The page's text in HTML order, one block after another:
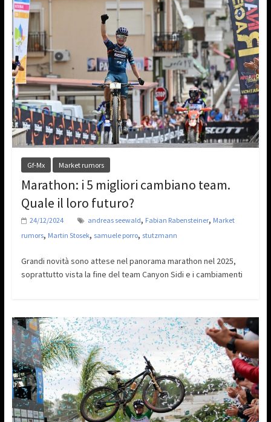
Gf-Mx Market rumors
Marathon: i 5 migliori cambiano team.
Quale il loro futuro?
24/12/2024 andreas seewald, Fabian Rabensteiner, Market
rumors, Martin Stosek, samuele porro, stutzmann
Grandi novità sono attese nel panorama marathon nel 2025,
soprattutto vista la fine del team Canyon Sidi e i cambiamenti